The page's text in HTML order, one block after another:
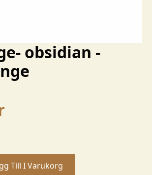
obsidian -
Till I Varukorg